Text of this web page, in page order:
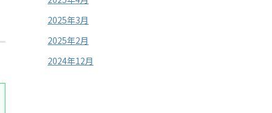
2025年3月
2025年2月
2024年12月